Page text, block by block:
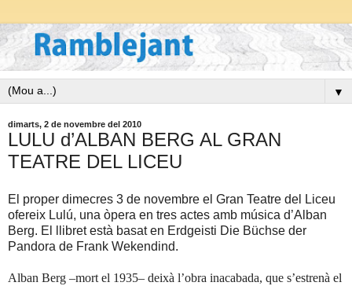
▼
dimarts, 2 de novembre del 2010
LULU d’ALBAN BERG AL GRAN
TEATRE DEL LICEU
El proper dimecres 3 de novembre el Gran Teatre del Liceu
ofereix Lulú, una òpera en tres actes amb música d’Alban
Berg. El llibret està basat en Erdgeisti Die Büchse der
Pandora de Frank Wekendind.
Alban Berg –mort el 1935– deixà l’obra inacabada, que s’estrenà el